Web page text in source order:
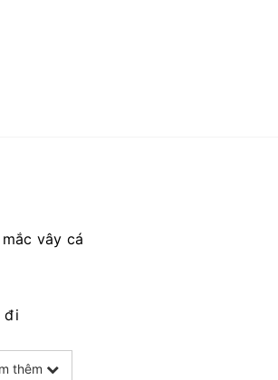
vây cá
đi
thêm